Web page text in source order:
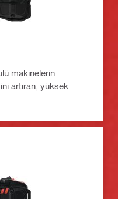
makinelerin
artıran, yüksek